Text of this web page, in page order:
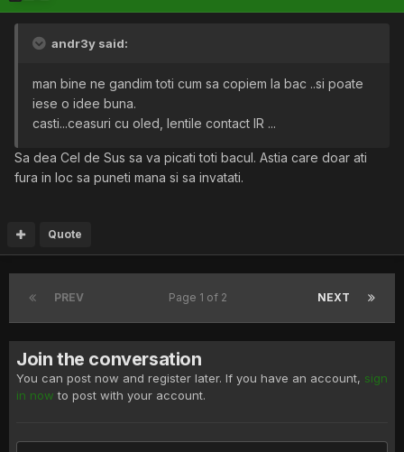
andr3y said:
man bine ne gandim toti cum sa copiem la bac ..si poate
iese o idee buna.
casti...ceasuri cu oled, lentile contact IR ...
Sa dea Cel de Sus sa va picati toti bacul. Astia care doar ati
fura in loc sa puneti mana si sa invatati.
Quote
PREV NEXT
Page 1 of 2
Join the conversation
You can post now and register later. If you have an account, sign
in now to post with your account.